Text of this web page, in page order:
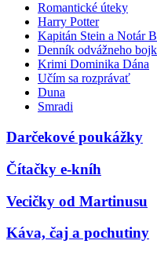
Romantické úteky
Harry Potter
Kapitán Stein a Notár
Denník odvážneho
Krimi Dominika Dána
Učím sa rozprávať
Duna
Smradi
Darčekové poukážky
Čítačky e-kníh
Vecičky od Martinusu
Káva, čaj a pochutiny